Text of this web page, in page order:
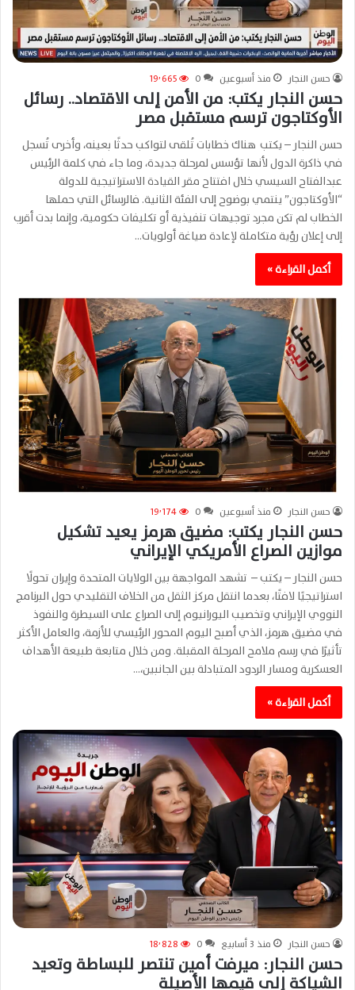
حسن النجار منذ أسبوعين 0 19٬665
حسن النجار يكتب: من الأمن إلى الاقتصاد.. رسائل
الأوكتاجون ترسم مستقبل مصر
حسن النجار – يكتب هناك خطابات تُلقى لتواكب حدثًا بعينه، وأخرى تُسجل
في ذاكرة الدول لأنها تؤسس لمرحلة جديدة، وما جاء في كلمة الرئيس
عبدالفتاح السيسي خلال افتتاح مقر القيادة الاستراتيجية للدولة
“الأوكتاجون” ينتمي بوضوح إلى الفئة الثانية. فالرسائل التي حملها
الخطاب لم تكن مجرد توجيهات تنفيذية أو تكليفات حكومية، وإنما بدت أقرب
إلى إعلان رؤية متكاملة لإعادة صياغة أولويات…
أكمل القراءة »
حسن النجار منذ أسبوعين 0 19٬174
حسن النجار يكتب: مضيق هرمز يعيد تشكيل
موازين الصراع الأمريكي الإيراني
حسن النجار – يكتب – تشهد المواجهة بين الولايات المتحدة وإيران تحولًا
استراتيجيًا لافتًا، بعدما انتقل مركز الثقل من الخلاف التقليدي حول البرنامج
النووي الإيراني وتخصيب اليورانيوم إلى الصراع على السيطرة والنفوذ
في مضيق هرمز، الذي أصبح اليوم المحور الرئيسي للأزمة، والعامل الأكثر
تأثيرًا في رسم ملامح المرحلة المقبلة. ومن خلال متابعة طبيعة الأهداف
العسكرية ومسار الردود المتبادلة بين الجانبين،…
أكمل القراءة »
حسن النجار منذ 3 أسابيع 0 18٬828
حسن النجار: ميرفت أمين تنتصر للبساطة وتعيد
الشياكة إلى قيمها الأصيلة